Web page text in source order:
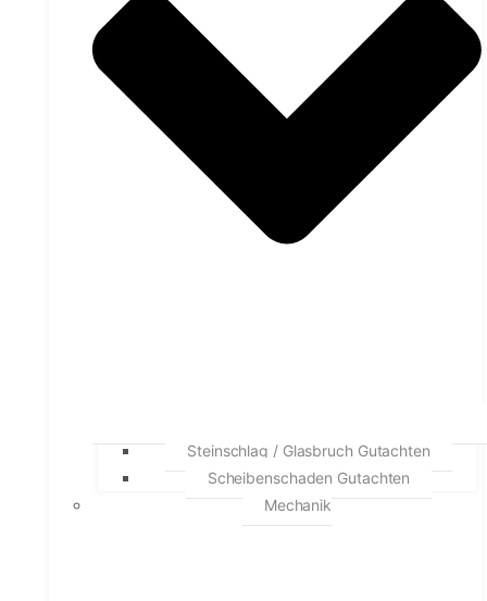
Steinschlag / Glasbruch Gutachten
Scheibenschaden Gutachten
Mechanik